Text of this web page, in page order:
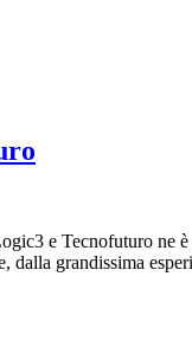
e Tecnofuturo ne
grandissima